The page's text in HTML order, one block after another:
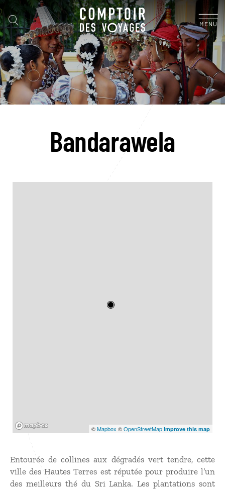
MENU
Bandarawela
©Mapbox ©OpenStreetMap Improve this map
Entourée de collines aux dégradés vert tendre, cette
ville des Hautes Terres est réputée pour produire l’un
des meilleurs thé du Sri Lanka. Les plantations sont